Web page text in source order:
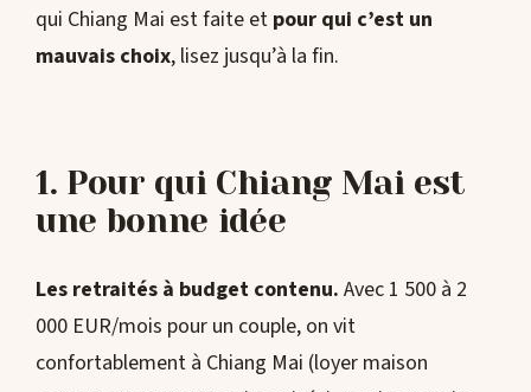
qui Chiang Mai est faite et pour qui c’est un
mauvais choix, lisez jusqu’à la fin.
1. Pour qui Chiang Mai est
une bonne idée
Les retraités à budget contenu. Avec 1 500 à 2
000 EUR/mois pour un couple, on vit
confortablement à Chiang Mai (loyer maison